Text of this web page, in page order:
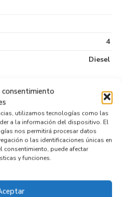
utilizamos tecnologías como las
a la información del dispositivo. El
nos permitirá procesar datos
o las identificaciones únicas en
consentimiento, puede afectar
y funciones.
4
Diesel